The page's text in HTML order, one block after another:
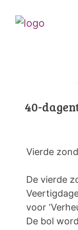
40-
Vierde
De vierde
voor
De bol